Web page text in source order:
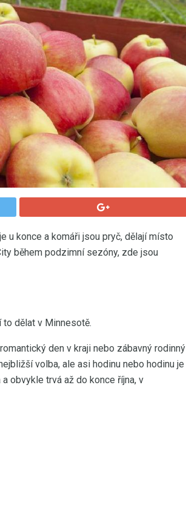
u konce a komáři jsou pryč, dělají místo
během podzimní sezóny, zde jsou
dělat v Minnesotě.
den v kraji nebo zábavný rodinný
volba, ale asi hodinu nebo hodinu je
obvykle trvá až do konce října, v